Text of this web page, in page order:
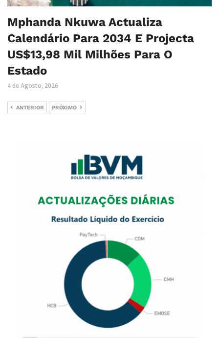
Mphanda Nkuwa Actualiza
Calendário Para 2034 E Projecta
US$13,98 Mil Milhões Para O
Estado
4 de Agosto, 2026
ANTERIOR PRÓXIMO